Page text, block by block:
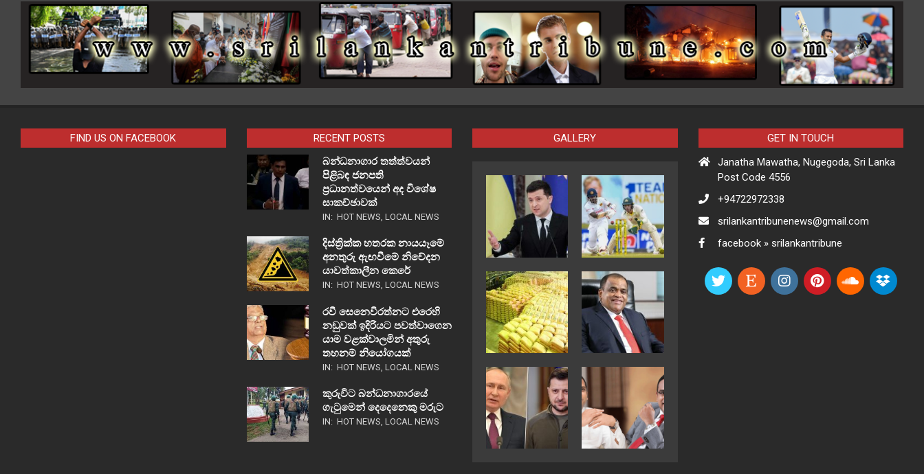
FIND US ON FACEBOOK
RECENT POSTS
බන්ධනාගාර තත්ත්වයන්
පිළිබඳ ජනපති
ප්‍රධානත්වයෙන් අද විශේෂ
සාකච්ඡාවක්
IN: HOT NEWS, LOCAL NEWS
දිස්ත්‍රික්ක හතරක නායයෑමේ
අනතුරු ඇඟවීමේ නිවේදන
යාවත්කාලීන කෙරේ
IN: HOT NEWS, LOCAL NEWS
රවී සෙනෙවිරත්නට එරෙහි
නඩුවක් ඉදිරියට පවත්වාගෙන
යාම වළක්වාලමින් අතුරු
තහනම් නියෝගයක්
IN: HOT NEWS, LOCAL NEWS
කුරුවිට බන්ධනාගාරයේ
ගැටුමෙන් දෙදෙනෙකු මරුට
IN: HOT NEWS, LOCAL NEWS
GALLERY
GET IN TOUCH
Janatha Mawatha, Nugegoda, Sri Lanka
Post Code 4556
+94722972338
srilankantribunenews@gmail.com
facebook » srilankantribune